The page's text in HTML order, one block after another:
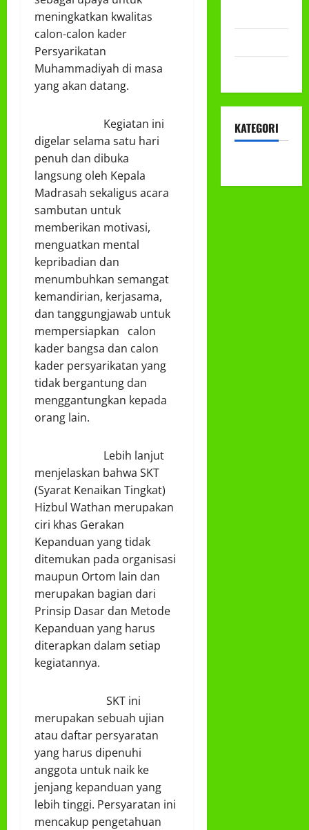
meningkatkan kwalitas
calon-calon kader
Persyarikatan
Muhammadiyah di masa
yang akan datang.
Kegiatan ini
digelar selama satu hari
penuh dan dibuka
langsung oleh Kepala
Madrasah sekaligus acara
sambutan untuk
memberikan motivasi,
menguatkan mental
kepribadian dan
menumbuhkan semangat
kemandirian, kerjasama,
dan tanggungjawab untuk
mempersiapkan calon
kader bangsa dan calon
kader persyarikatan yang
tidak bergantung dan
menggantungkan kepada
orang lain.
Lebih lanjut
menjelaskan bahwa SKT
(Syarat Kenaikan Tingkat)
Hizbul Wathan merupakan
ciri khas Gerakan
Kepanduan yang tidak
ditemukan pada organisasi
maupun Ortom lain dan
merupakan bagian dari
Prinsip Dasar dan Metode
Kepanduan yang harus
diterapkan dalam setiap
kegiatannya.
SKT ini
merupakan sebuah ujian
atau daftar persyaratan
yang harus dipenuhi
anggota untuk naik ke
jenjang kepanduan yang
lebih tinggi. Persyaratan ini
mencakup pengetahuan
KATEGORI